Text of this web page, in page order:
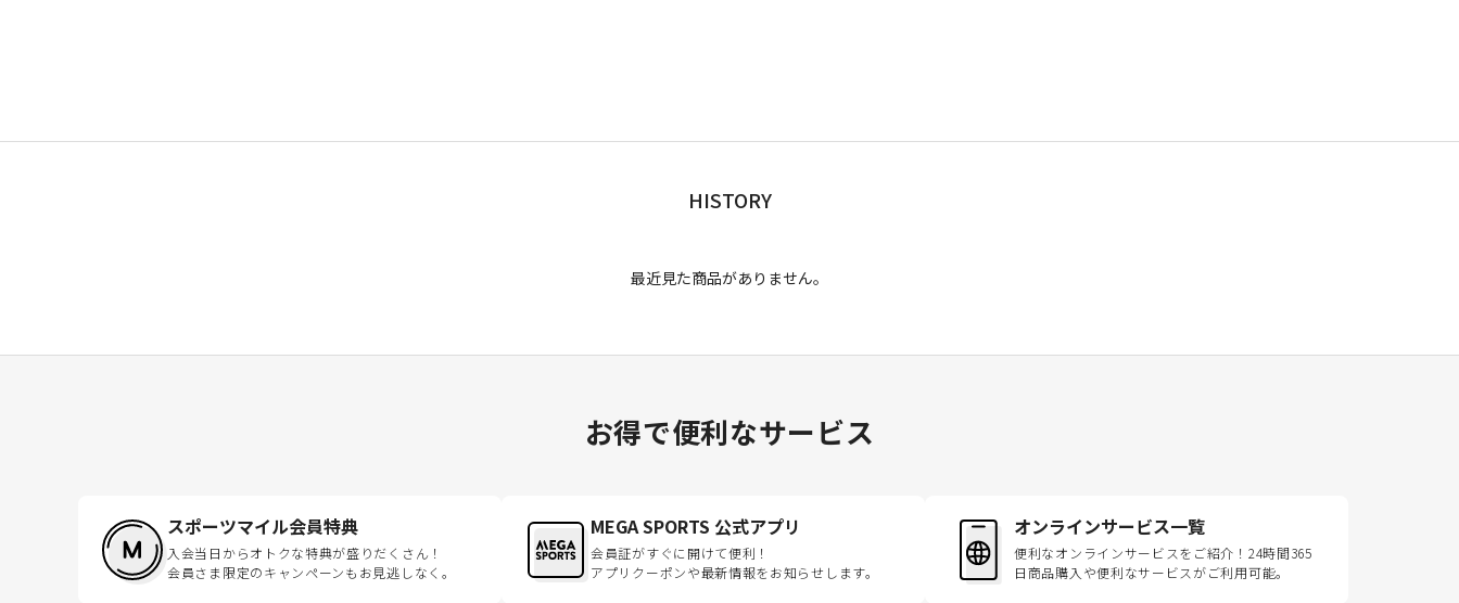
HISTORY
最近見た商品がありません。
お得で便利なサービス
スポーツマイル会員特典
入会当日からオトクな特典が盛りだくさん！
会員さま限定のキャンペーンもお見逃しなく。
MEGA SPORTS 公式アプリ
会員証がすぐに開けて便利！
アプリクーポンや最新情報をお知らせします。
オンラインサービス一覧
便利なオンラインサービスをご紹介！24時間365
日商品購入や便利なサービスがご利用可能。